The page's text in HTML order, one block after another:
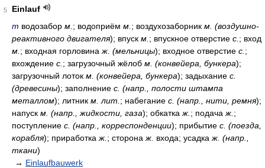
5
Einlauf
m водозабор м. ; водоприём м. ; воздухозаборник м. (воздушно-
реактивного двигателя); впуск м. ; впускное отверстие с. ; вход
м. ; входная горловина ж. (мельницы); входное отверстие с. ;
вхождение с. ; загрузочный жёлоб м. (конвейера, бункера);
загрузочный лоток м. (конвейера, бункера); задыхание с.
(древесины); заполнение с. (напр., полости штампа
металлом); литник м. лит. ; набегание с. (напр., нити, ремня);
напуск м. (напр., жидкости, газа); обкатка ж. ; подача ж. ;
поступление с. (напр., корреспонденции); прибытие с. (поезда,
корабля); приработка ж. ; сторона ж. входа; усадка ж. (напр.,
ткани)
→ Einlaufbauwerk